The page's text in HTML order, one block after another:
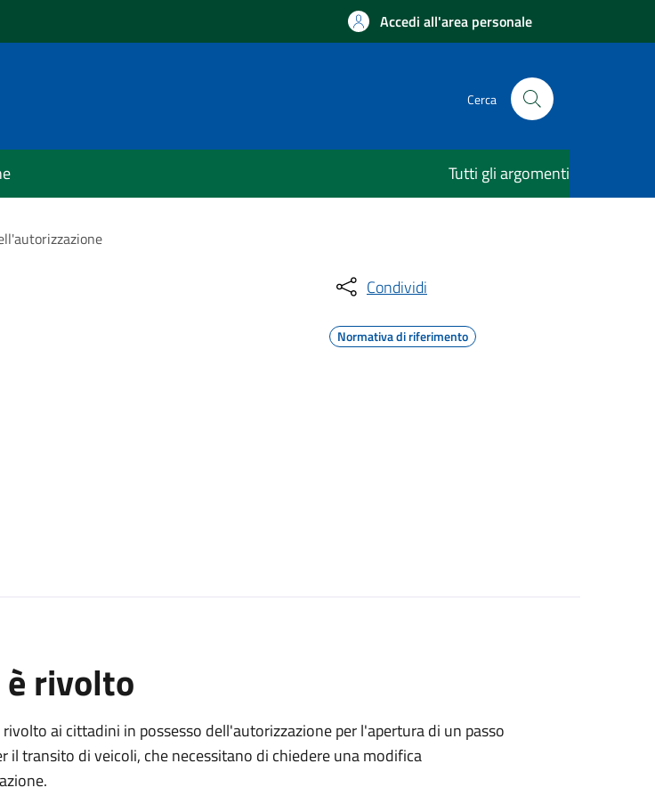
Accedi all'area personale
Cerca
Tutti gli argomenti
Condividi
Normativa di riferimento
è rivolto
rivolto ai cittadini in possesso dell'autorizzazione per l'apertura di un passo
il transito di veicoli, che necessitano di chiedere una modifica